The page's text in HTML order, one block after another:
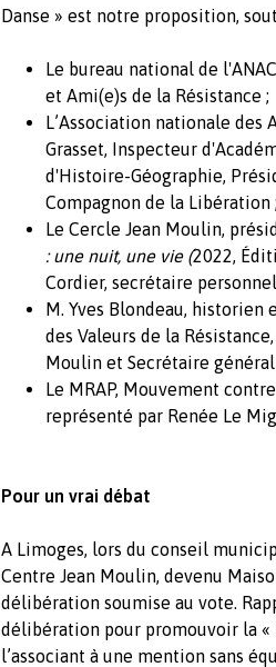
Danse » est notre proposition,
Le bureau national de
et Ami(e)s de la Résistance ;
L’Association nationale des
Grasset, Inspecteur
d'Histoire-Géographie,
Compagnon de la Libération ;
Le Cercle Jean Moulin,
: une nuit, une vie(2022,
Cordier, secrétaire
M. Yves Blondeau, historien
des Valeurs de la
Moulin et Secrétaire
Le MRAP, Mouvement
représenté par Renée Le
Pour un vrai débat
A Limoges, lors du conseil
Centre Jean Moulin, devenu
délibération soumise au vote.
délibération pour promouvoir la «
l’associant à une mention sans